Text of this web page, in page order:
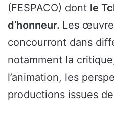
(FESPACO) dont le
d’honneur. Les
concourront dans
notamment la
l’animation, les
productions issues